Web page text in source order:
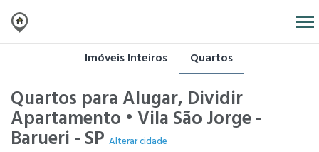
Imóveis Inteiros Quartos
Quartos para Alugar, Dividir
Apartamento • Vila São Jorge -
Barueri - SP Alterar cidade